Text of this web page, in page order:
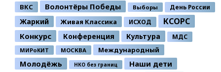
ВКС Волонтёры Победы Выборы День России
Жаркий Живая Классика ИСХОД КСОРС
Конкурс Конференция Культура МДС
МИРоКИТ МОСКВА Международный
Молодёжь НКО без границ Наши дети